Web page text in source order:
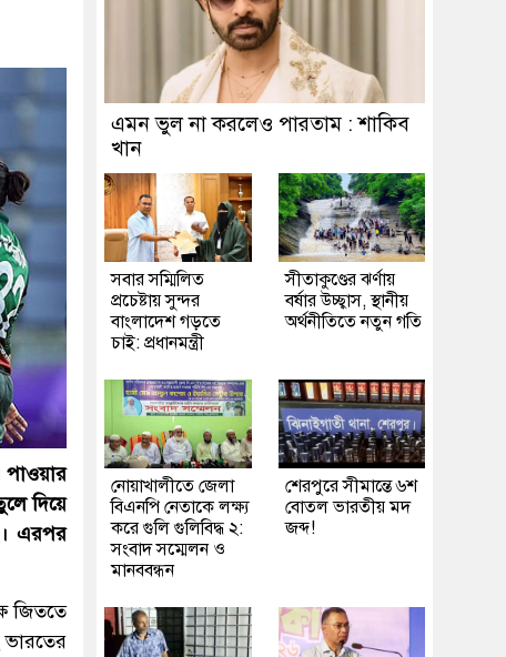
দিয়ে
এরপর
জিততে
ভারতের
এমন ভুল না করলেও পারতাম : শাকিব
খান
সবার সম্মিলিত
প্রচেষ্টায় সুন্দর
বাংলাদেশ গড়তে
চাই: প্রধানমন্ত্রী
সীতাকুণ্ডের ঝর্ণায়
বর্ষার উচ্ছ্বাস, স্থানীয়
অর্থনীতিতে নতুন গতি
নোয়াখালীতে জেলা
বিএনপি নেতাকে লক্ষ্য
করে গুলি গুলিবিদ্ধ ২:
সংবাদ সম্মেলন ও
মানববন্ধন
শেরপুরে সীমান্তে ৬শ
বোতল ভারতীয় মদ
জব্দ!